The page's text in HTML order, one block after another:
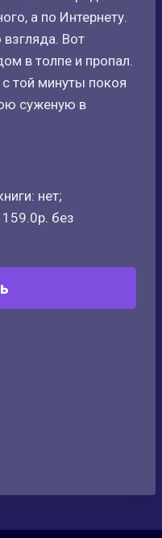
а по Интернету.
Вот
в толпе и пропал.
той минуты покоя
суженую в
нет;
без